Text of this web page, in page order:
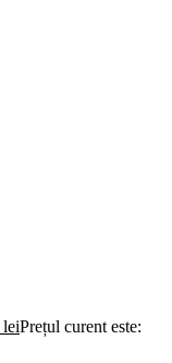
leiPrețul curent este: